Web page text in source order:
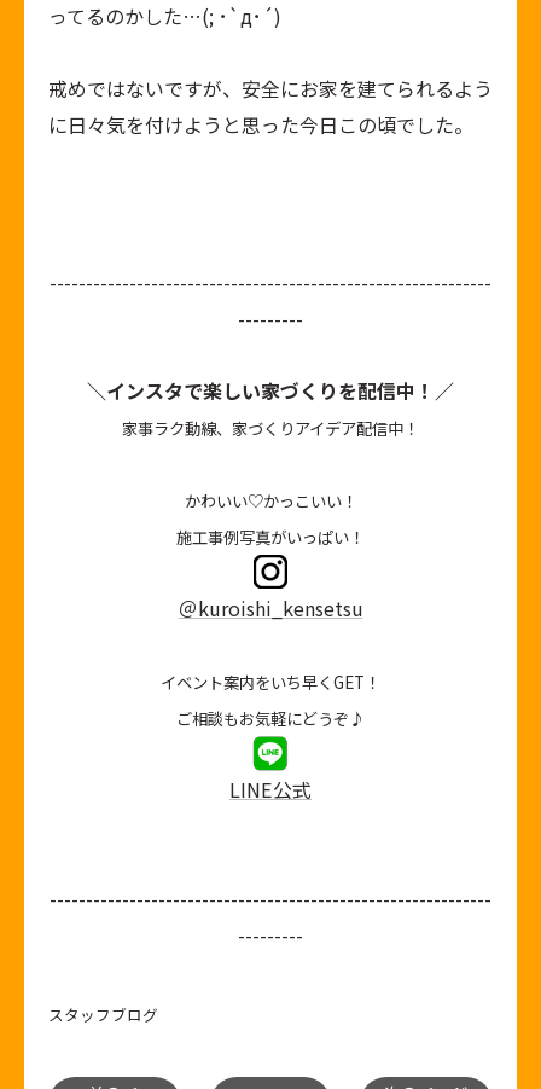
ってるのかした…(; ･`д･´)
戒めではないですが、安全にお家を建てられるよう
に日々気を付けようと思った今日この頃でした。
-------------------------------------------------------------
---------
＼インスタで楽しい家づくりを配信中！／
家事ラク動線、家づくりアイデア配信中！
かわいい♡かっこいい！
施工事例写真がいっぱい！
＠kuroishi_kensetsu
イベント案内をいち早くGET！
ご相談もお気軽にどうぞ♪
LINE公式
-------------------------------------------------------------
---------
スタッフブログ